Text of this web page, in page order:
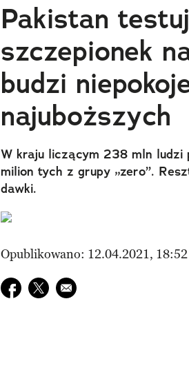
Pakistan
szczepionek
budzi
najuboższych
W kraju liczącym 238 mln ludzi
milion tych z grupy „zero”.
dawki.
Opublikowano: 12.04.2021, 18:52
Udostępnij na facebook
Udostępnij na twitter
E-mail do przyjaciela